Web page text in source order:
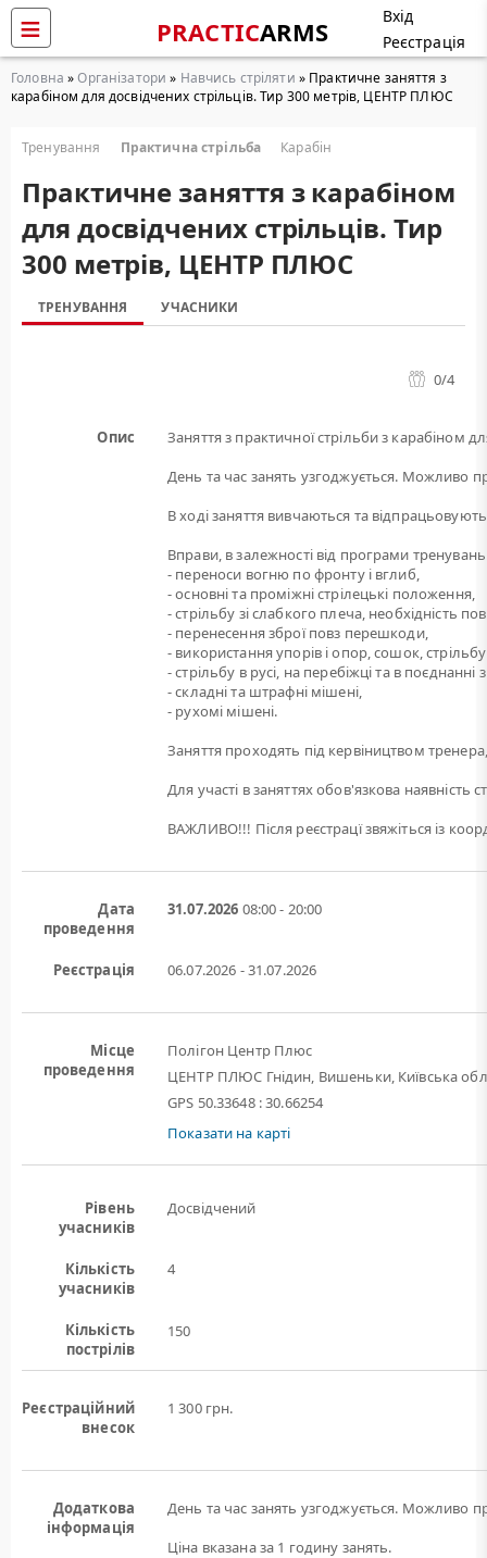
PRACTICARMS
Вхід
Реєстрація
Головна »Організатори » Навчись стріляти » Практичне заняття з
карабіном для досвідчених стрільців. Тир 300 метрів, ЦЕНТР ПЛЮС
Тренування Практична стрільба Карабін
Практичне заняття з карабіном
для досвідчених стрільців. Тир
300 метрів, ЦЕНТР ПЛЮС
ТРЕНУВАННЯ УЧАСНИКИ
0/4
Опис
Заняття з практичної стрільби з карабіном
День та час занять узгоджується. Можливо
В ході заняття вивчаються та
Вправи, в залежності від програми
- переноси вогню по фронту і вглиб,
- основні та проміжні стрілецькі положення,
- стрільбу зі слабкого плеча, необхідність
- перенесення зброї повз перешкоди,
- використання упорів і опор, сошок,
- стрільбу в русі, на перебіжці та в
- складні та штрафні мішені,
- рухомі мішені.
Заняття проходять під кервіництвом
Для участі в заняттях обов'язкова наявність
ВАЖЛИВО!!! Після реєстрацї звяжіться із
Дата
проведення
31.07.2026 08:00 - 20:00
Реєстрація 06.07.2026 - 31.07.2026
Місце
проведення
Полігон Центр Плюс
ЦЕНТР ПЛЮС Гнідин, Вишеньки, Київська
GPS 50.33648 : 30.66254
Показати на карті
Рівень
учасників
Досвідчений
Кількість
учасників
4
Кількість
пострілів
150
Реєстраційний
внесок
1 300 грн.
Додаткова
інформація
День та час занять узгоджується. Можливо
Ціна вказана за 1 годину занять.